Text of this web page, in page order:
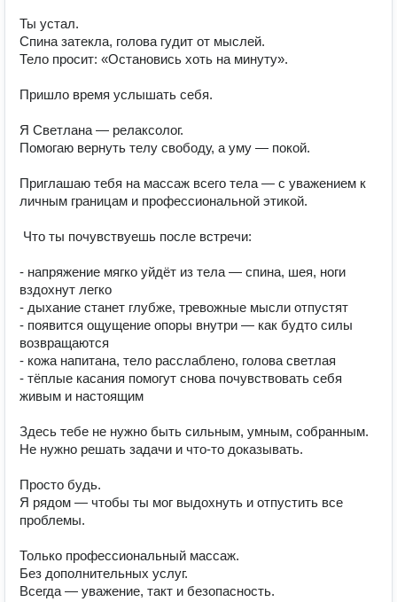
Ты устал.
Спина затекла, голова гудит от мыслей.
Тело просит: «Остановись хоть на минуту».
Пришло время услышать себя.
Я Светлана — релаксолог.
Помогаю вернуть телу свободу, а уму — покой.
Приглашаю тебя на массаж всего тела — с уважением к
личным границам и профессиональной этикой.
- напряжение мягко уйдёт из тела — спина, шея, ноги
вздохнут легко
- дыхание станет глубже, тревожные мысли отпустят
- появится ощущение опоры внутри — как будто силы
возвращаются
- кожа напитана, тело расслаблено, голова светлая
- тёплые касания помогут снова почувствовать себя
живым и настоящим
Здесь тебе не нужно быть сильным, умным, собранным.
Не нужно решать задачи и что-то доказывать.
Просто будь.
Я рядом — чтобы ты мог выдохнуть и отпустить все
проблемы.
Только профессиональный массаж.
Без дополнительных услуг.
Всегда — уважение, такт и безопасность.